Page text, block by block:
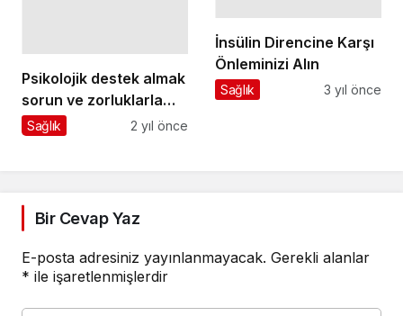
Psikolojik destek almak
sorun ve zorluklarla
baş etmeyi öğretiyor
Sağlık 2 yıl önce
İnsülin Direncine Karşı
Önleminizi Alın
Sağlık 3 yıl önce
Bir Cevap Yaz
E-posta adresiniz yayınlanmayacak. Gerekli alanlar
* ile işaretlenmişlerdir